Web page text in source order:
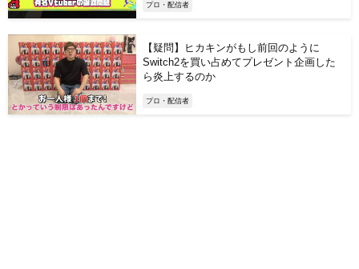
プロ・配信者
【疑問】ヒカキンがもし前回のように
Switch2を買い占めてプレゼント企画した
ら炎上するのか
プロ・配信者